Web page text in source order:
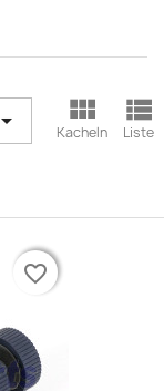
 
Kacheln

Liste
favorite_border
favorite_border